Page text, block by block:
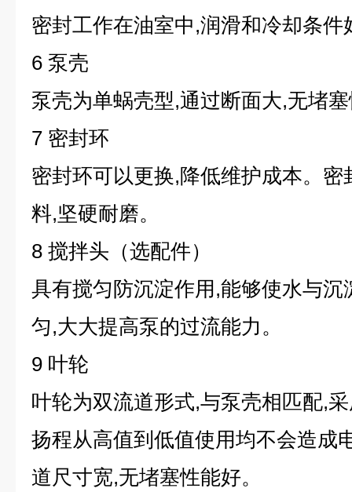
密封工作在油室中,润滑和冷却条件
6 泵壳
泵壳为单蜗壳型,通过断面大,无堵
7 密封环
密封环可以更换,降低维护成本。
料,坚硬耐磨。
8 搅拌头（选配件）
具有搅匀防沉淀作用,能够使水与
匀,大大提高泵的过流能力。
9 叶轮
叶轮为双流道形式,与泵壳相匹配,
扬程从高值到低值使用均不会造成
道尺寸宽,无堵塞性能好。